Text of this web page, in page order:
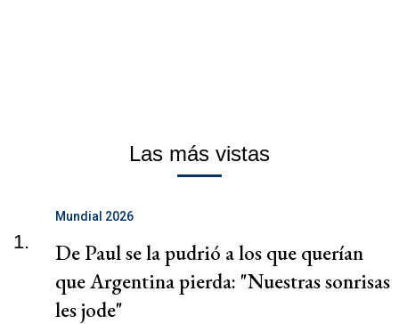
Las más vistas
1.
Mundial 2026
De Paul se la pudrió a los que querían
que Argentina pierda: "Nuestras sonrisas
les jode"